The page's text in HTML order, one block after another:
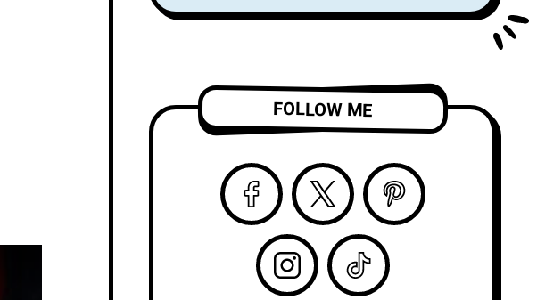
からはSnail Mail
を務める注目
株！
LP『Alight and
「Complication
」のビデオを公
開！
FOLLOW ME